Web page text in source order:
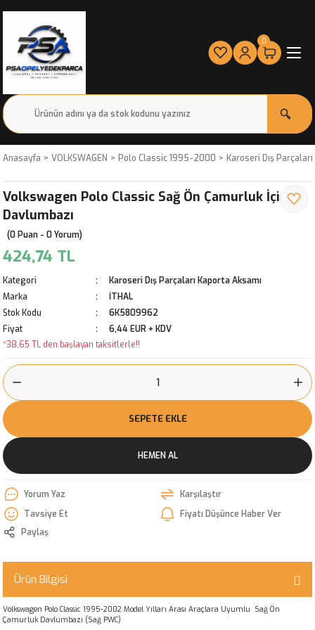
0
Anasayfa VOLKSWAGEN Polo Classic 1995-2000 Karoseri Dış
Volkswagen Polo Classic Sağ Ön Çamurluk İçi
Davlumbazı
(0 Puan - 0 Yorum)
424,74 TL
Kategori
Karoseri Dış Parçaları Kaporta Aksamı
Marka
İTHAL
Stok Kodu
6K5809962
Fiyat
6,44 EUR + KDV
*38,65 TL den başlayan taksitlerle!!
SEPETE EKLE
HEMEN AL
Yorum Yaz
Karşılaştır
Tavsiye Et
Fiyatı Düşünce Haber Ver
Paylaş
Ürün Bilgisi
Volkswagen Polo Classic 1995-2002 Model Yılları Arası Araçlara Uyumlu Sağ Ön
Çamurluk Davlumbazı (Sağ PWC)